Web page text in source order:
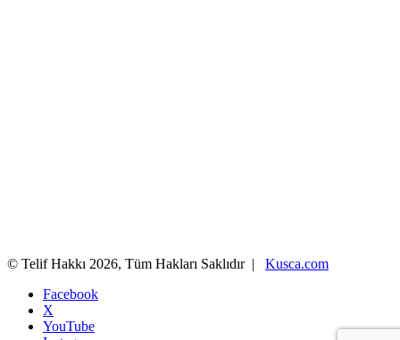
© Telif Hakkı 2026, Tüm Hakları Saklıdır | Kusca.com
Facebook
X
YouTube